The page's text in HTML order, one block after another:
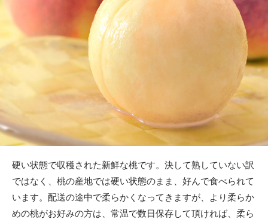
硬い状態で収穫された新鮮な桃です。決して熟していない訳
ではなく、桃の産地では硬い状態のまま、好んで食べられて
います。配送の途中で柔らかくなってきますが、より柔らか
めの桃がお好みの方は、常温で数日保存して頂ければ、柔ら